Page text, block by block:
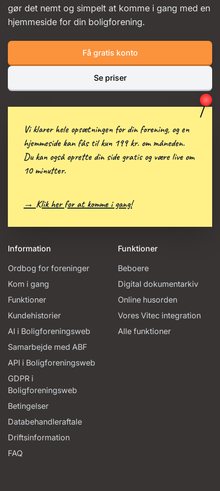
gør det nemt og simpelt at komme i gang med en
hjemmeside for din boligforening.
Få gratis konto
Se priser
Information
Ordbog for foreninger
Kom i gang
Funktioner
Kundehistorier
AI i Boligforeningsweb
Samarbejde med ABF
API i Boligforeningsweb
GDPR i
Boligforeningsweb
Betingelser
Databehandleraftale
Driftsinformation
FAQ
Funktioner
Beboere
Digital dokumentarkiv
Online husorden
Vores Vitec integration
Alle funktioner
Vi klarer hele opsætningen for din forening, og en
hjemmeside kan fås til kun 199 kr. om måneden.
Du kan også oprette din side gratis og være live om
10 minutter.
→ Klik her for at komme i gang!